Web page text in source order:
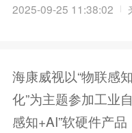
2025-09-25 11:38:02
海康威视以“物联感
化”为主题参加工业
感知+AI”软硬件产